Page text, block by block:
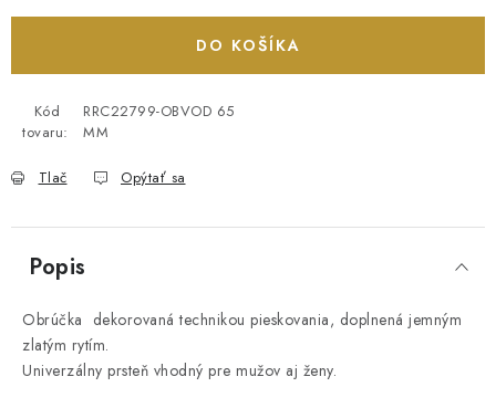
DO KOŠÍKA
Kód
tovaru:
RRC22799-OBVOD 65
MM
Tlač Opýtať sa
Popis
Obrúčka dekorovaná technikou pieskovania, doplnená jemným
zlatým rytím.
Univerzálny prsteň vhodný pre mužov aj ženy.